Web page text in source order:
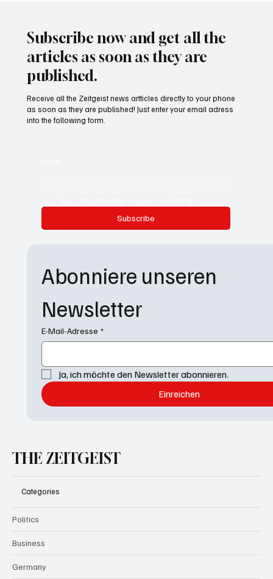
Subscribe now and get all the
articles as soon as they are
published.
Subscribe
Receive all the Zeitgeist news artticles directly to your phone
as soon as they are published! Just enter your email adress
into the following form.
Abonniere unseren
Newsletter
E-Mail-Adresse *
Ja, ich möchte den Newsletter abonnieren.
Einreichen
THE ZEITGEIST
Categories
Politics
Business
Germany